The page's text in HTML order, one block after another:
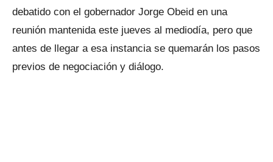
debatido con el gobernador Jorge Obeid en una
reunión mantenida este jueves al mediodía, pero que
antes de llegar a esa instancia se quemarán los pasos
previos de negociación y diálogo.